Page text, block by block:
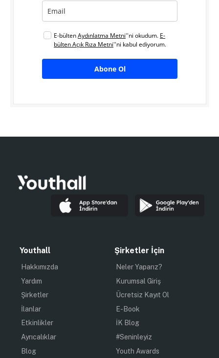
E-bültenAydınlatma Metni''ni okudum. E-
bülten Açık Rıza Metni''ni kabul ediyorum.
Abone Ol
Youthall
Hakkımızda
Yardım
Şirketler
İlanlar
Etkinlikler
Ayrıcalıklar
Blog
Şirketler İçin
Neler Yaparız?
Kurumsal Giriş
Ücretsiz Kayıt Ol
E-Book
İK Blog
#Seninleyiz
Youth Awards